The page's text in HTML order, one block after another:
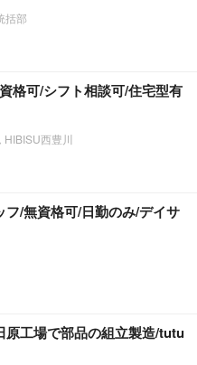
括部
格可/シフト相談可/住宅型有
HIBISU西豊川
フ/無資格可/日勤のみ/デイサ
原工場で部品の組立製造/tutu